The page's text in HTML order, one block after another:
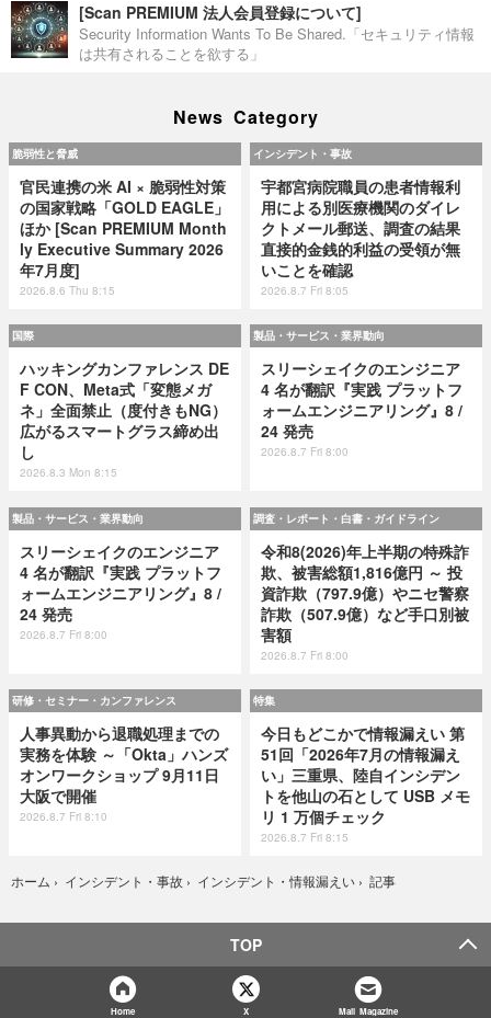
[Scan PREMIUM 法人会員登録について]
Security Information Wants To Be Shared.「セキュリティ情報
は共有されることを欲する」
News Category
脆弱性と脅威
官民連携の米 AI × 脆弱性対策
の国家戦略「GOLD EAGLE」
ほか [Scan PREMIUM Month
ly Executive Summary 2026
年7月度]
2026.8.6 Thu 8:15
インシデント・事故
宇都宮病院職員の患者情報利
用による別医療機関のダイレ
クトメール郵送、調査の結果
直接的金銭的利益の受領が無
いことを確認
2026.8.7 Fri 8:05
国際
ハッキングカンファレンス DE
F CON、Meta式「変態メガ
ネ」全面禁止（度付きもNG）
広がるスマートグラス締め出
し
2026.8.3 Mon 8:15
製品・サービス・業界動向
スリーシェイクのエンジニア
4 名が翻訳『実践 プラットフ
ォームエンジニアリング』8 /
24 発売
2026.8.7 Fri 8:00
製品・サービス・業界動向
スリーシェイクのエンジニア
4 名が翻訳『実践 プラットフ
ォームエンジニアリング』8 /
24 発売
2026.8.7 Fri 8:00
調査・レポート・白書・ガイドライン
令和8(2026)年上半期の特殊詐
欺、被害総額1,816億円 ～ 投
資詐欺（797.9億）やニセ警察
詐欺（507.9億）など手口別被
害額
2026.8.7 Fri 8:00
研修・セミナー・カンファレンス
人事異動から退職処理までの
実務を体験 ～「Okta」ハンズ
オンワークショップ 9月11日
大阪で開催
2026.8.7 Fri 8:10
特集
今日もどこかで情報漏えい 第
51回「2026年7月の情報漏え
い」三重県、陸自インシデン
トを他山の石として USB メモ
リ 1 万個チェック
2026.8.7 Fri 8:15
ホーム › インシデント・事故 › インシデント・情報漏えい › 記事
TOP
Home X Mail Magazine